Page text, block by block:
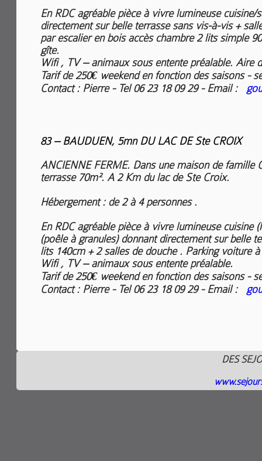
En RDC agréable pièce à vivre lumineuse
directement sur belle terrasse sans vis-à-vis +
par escalier en bois accès chambre 2 lits simple
gîte.
Wifi , TV – animaux sous entente préalable. Aire
Tarif de 250€ weekend en fonction des saisons -
Contact : Pierre - Tel 06 23 18 09 29 - Email :
83 – BAUDUEN, 5mn DU LAC DE Ste CROIX
ANCIENNE FERME. Dans une maison de famille
terrasse 70m². A 2 Km du lac de Ste Croix.
Hébergement : de 2 à 4 personnes .
En RDC agréable pièce à vivre lumineuse cuisine
(poêle à granules) donnant directement sur belle
lits 140cm + 2 salles de douche . Parking voiture
Wifi , TV – animaux sous entente préalable.
Tarif de 250€ weekend en fonction des saisons -
Contact : Pierre - Tel 06 23 18 09 29 - Email :
DES